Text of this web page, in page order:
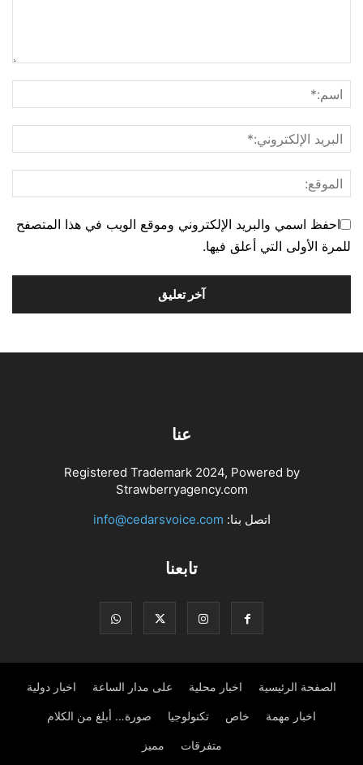
احفظ اسمي والبريد الإلكتروني وموقع الويب في هذا المتصفح
للمرة الأولى التي أعلق فيها.
عنا
Registered Trademark 2024, Powered by
Strawberryagency.com
اتصل بنا: info@cedarsvoice.com
تابعنا
الصفحة الرئيسية اخبار محلية على مدار الساعة اخبار دولية
اخبار مهمة خاص تكنولوجيا صورة… أبلغ من الكلام
متفرقات مميز